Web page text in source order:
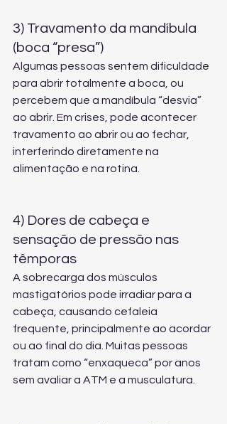
3) Travamento da mandíbula
(boca “presa”)
Algumas pessoas sentem dificuldade
para abrir totalmente a boca, ou
percebem que a mandíbula “desvia”
ao abrir. Em crises, pode acontecer
travamento ao abrir ou ao fechar,
interferindo diretamente na
alimentação e na rotina.
4) Dores de cabeça e
sensação de pressão nas
têmporas
A sobrecarga dos músculos
mastigatórios pode irradiar para a
cabeça, causando cefaleia
frequente, principalmente ao acordar
ou ao final do dia. Muitas pessoas
tratam como “enxaqueca” por anos
sem avaliar a ATM e a musculatura.